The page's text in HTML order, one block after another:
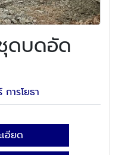
ดบดอัด
ารโยธา
อียด